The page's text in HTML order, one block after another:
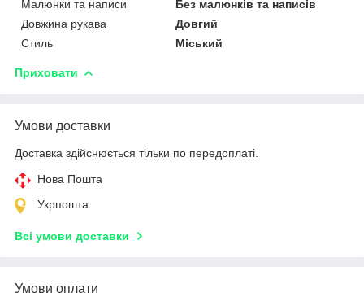
Малюнки та написи
Без малюнків та написів
Довжина рукава
Довгий
Стиль
Міський
Приховати
Умови доставки
Доставка здійснюється тільки по передоплаті.
Нова Пошта
Укрпошта
Всі умови доставки
Умови оплати